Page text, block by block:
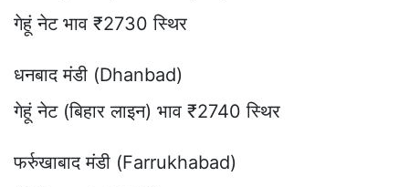
गेहूं नेट भाव ₹2730 स्थिर
धनबाद मंडी (Dhanbad)
गेहूं नेट (बिहार लाइन) भाव ₹2740 स्थिर
फर्रुखाबाद मंडी (Farrukhabad)